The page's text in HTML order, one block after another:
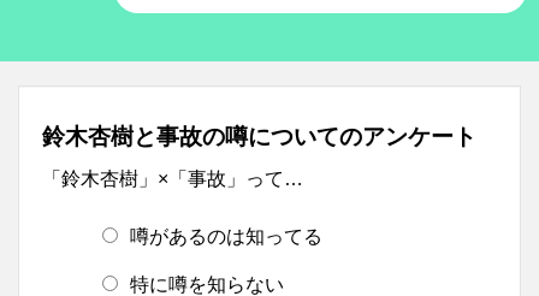
鈴木杏樹と事故の噂についてのアンケート
「鈴木杏樹」×「事故」って…
噂があるのは知ってる
特に噂を知らない